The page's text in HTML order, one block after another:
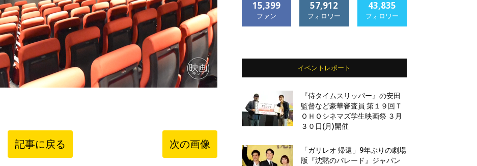
記事に戻る 次の画像
15,399
ファン
57,912
フォロワー
43,835
フォロワー
イベントレポート
『侍タイムスリッパー』の安田
監督など豪華審査員 第１９回Ｔ
ＯＨＯシネマズ学生映画祭 ３月
３０日(月)開催
「ガリレオ 帰還」9年ぶりの劇場
版『沈黙のパレード』ジャパン